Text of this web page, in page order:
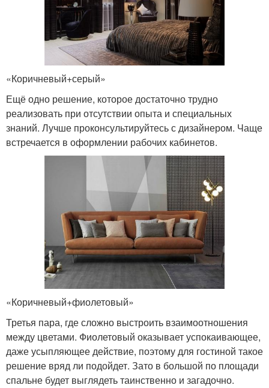
«Коричневый+серый»
Ещё одно решение, которое достаточно трудно
реализовать при отсутствии опыта и специальных
знаний. Лучше проконсультируйтесь с дизайнером. Чаще
встречается в оформлении рабочих кабинетов.
«Коричневый+фиолетовый»
Третья пара, где сложно выстроить взаимоотношения
между цветами. Фиолетовый оказывает успокаивающее,
даже усыпляющее действие, поэтому для гостиной такое
решение вряд ли подойдет. Зато в большой по площади
спальне будет выглядеть таинственно и загадочно.